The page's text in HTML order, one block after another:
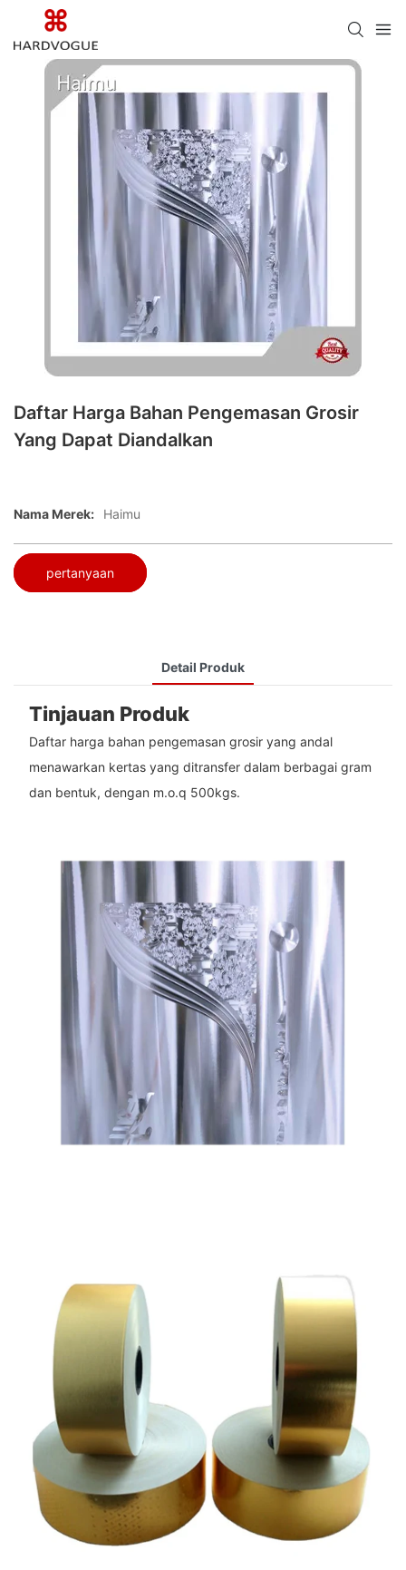
Daftar Harga Bahan Pengemasan Grosir
Yang Dapat Diandalkan
Nama Merek: Haimu
pertanyaan
Detail Produk
Tinjauan Produk
Daftar harga bahan pengemasan grosir yang andal
menawarkan kertas yang ditransfer dalam berbagai gram
dan bentuk, dengan m.o.q 500kgs.